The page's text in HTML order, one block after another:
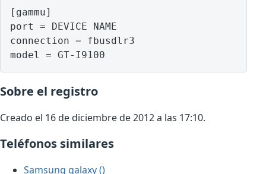
[gammu]
port = DEVICE NAME
connection = fbusdlr3
model = GT-I9100
Sobre el registro
Creado el 16 de diciembre de 2012 a las 17:10.
Teléfonos similares
Samsung galaxy ()